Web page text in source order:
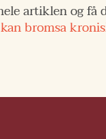
artiklen og få
bromsa